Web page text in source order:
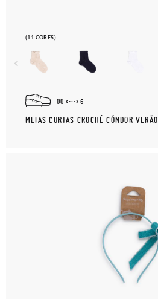
(11 CORES)
00 6
MEIAS CURTAS CROCHÉ CÓNDOR VERÃO